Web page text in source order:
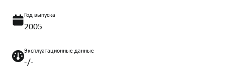
Год выпуска
2005
Эксплуатационные данные
-/-